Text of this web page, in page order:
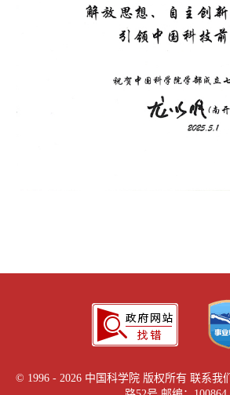
© 1996 - 2026 中国科学院 版权所有 联系我们